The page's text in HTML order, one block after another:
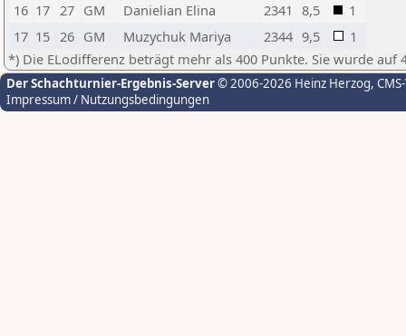
16 17 27 GM Danielian Elina 2341 8,5
1
17 15 26 GM Muzychuk Mariya 2344 9,5
1
*) Die ELodifferenz beträgt mehr als 400 Punkte. Sie wurde auf
Der Schachturnier-Ergebnis-Server© 2006-2026 Heinz Herzog,
Impressum / Nutzungsbedingungen